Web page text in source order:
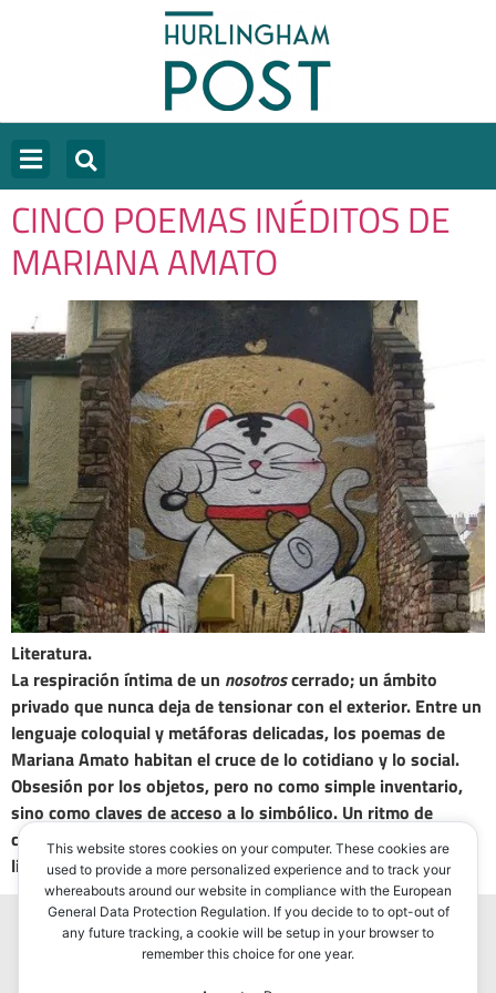
CINCO POEMAS INÉDITOS DE
MARIANA AMATO
Literatura.
La respiración íntima de un nosotroscerrado; un ámbito
privado que nunca deja de tensionar con el exterior. Entre un
lenguaje coloquial y metáforas delicadas, los poemas de
Mariana Amato habitan el cruce de lo cotidiano y lo social.
Obsesión por los objetos, pero no como simple inventario,
sino como claves de acceso a lo simbólico. Un ritmo de
conversación contenida que puede desbordarse hacia el
lirismo.
This website stores cookies on your computer. These cookies are
used to provide a more personalized experience and to track your
whereabouts around our website in compliance with the European
General Data Protection Regulation. If you decide to to opt-out of
any future tracking, a cookie will be setup in your browser to
remember this choice for one year.